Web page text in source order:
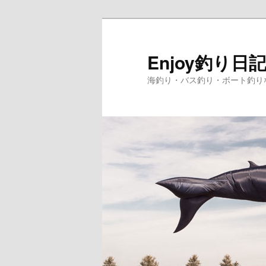
Enjoy釣り日記
海釣り・バス釣り・ボート釣り